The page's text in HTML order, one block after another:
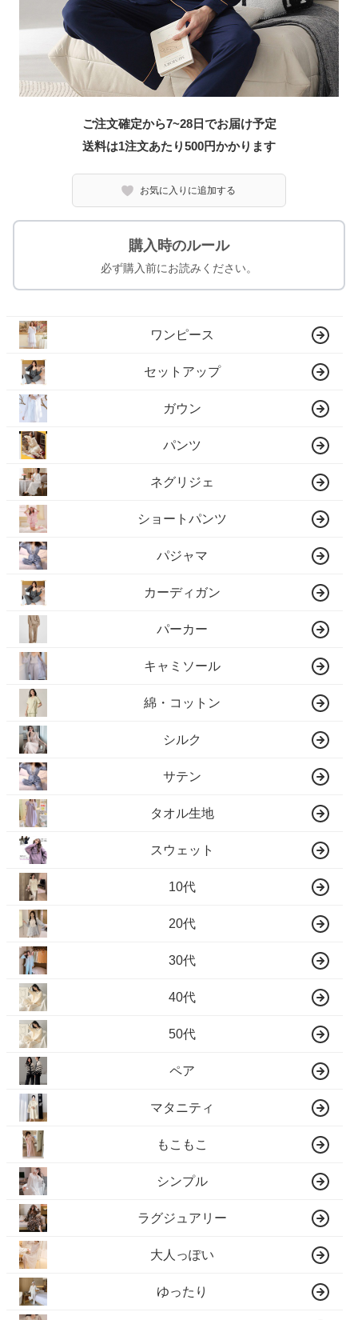
ご注文確定から7~28日でお届け予定
送料は1注文あたり500円かかります
お気に入りに追加する
購入時のルール
必ず購入前にお読みください。
ワンピース
セットアップ
ガウン
パンツ
ネグリジェ
ショートパンツ
パジャマ
カーディガン
パーカー
キャミソール
綿・コットン
シルク
サテン
タオル生地
スウェット
10代
20代
30代
40代
50代
ペア
マタニティ
もこもこ
シンプル
ラグジュアリー
大人っぽい
ゆったり